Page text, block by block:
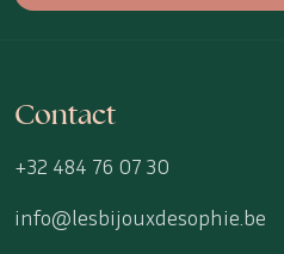
Contact
+32 484 76 07 30
info@lesbijouxdesophie.be